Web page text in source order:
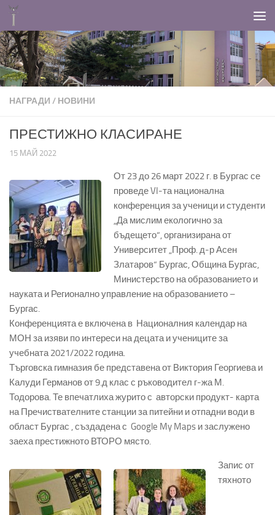
НАГРАДИ / НОВИНИ
ПРЕСТИЖНО КЛАСИРАНЕ
15 МАЙ 2022
От 23 до 26 март 2022 г. в Бургас се
проведе VI-та национална
конференция за ученици и студенти
„Да мислим екологично за
бъдещето“, организирана от
Университет „Проф. д-р Асен
Златаров“ Бургас, Община Бургас,
Министерство на образованието и
науката и Регионално управление на образованието –
Бургас.
Конференцията е включена в Националния календар на
МОН за изяви по интереси на децата и учениците за
учебната 2021/2022 година.
Търговска гимназия бе представена от Виктория Георгиева и
Калуди Германов от 9.д клас с ръководител г-жа М.
Тодорова. Те впечатлиха журито с авторски продукт- карта
на Пречиствателните станции за питейни и отпадни води в
област Бургас , създадена с Google My Maps и заслужено
заеха престижното ВТОРО място.
Запис от
тяхното